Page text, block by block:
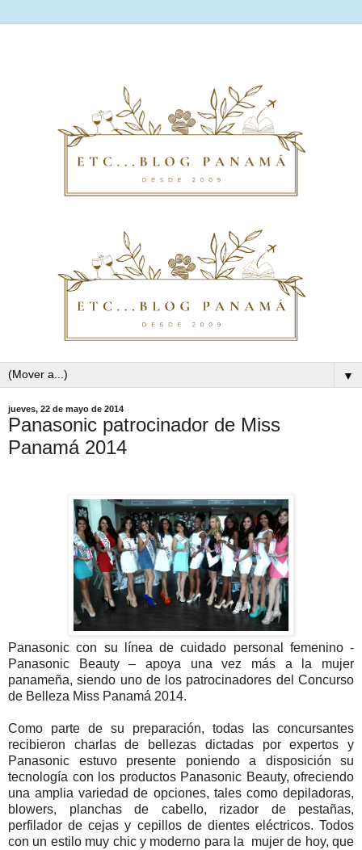
▼
jueves, 22 de mayo de 2014
Panasonic patrocinador de Miss
Panamá 2014
Panasonic con su línea de cuidado personal femenino -
Panasonic Beauty – apoya una vez más a la mujer
panameña, siendo uno de los patrocinadores del Concurso
de Belleza Miss Panamá 2014.
Como parte de su preparación, todas las concursantes
recibieron charlas de bellezas dictadas por expertos y
Panasonic estuvo presente poniendo a disposición su
tecnología con los productos Panasonic Beauty, ofreciendo
una amplia variedad de opciones, tales como depiladoras,
blowers, planchas de cabello, rizador de pestañas,
perfilador de cejas y cepillos de dientes eléctricos. Todos
con un estilo muy chic y moderno para la mujer de hoy, que